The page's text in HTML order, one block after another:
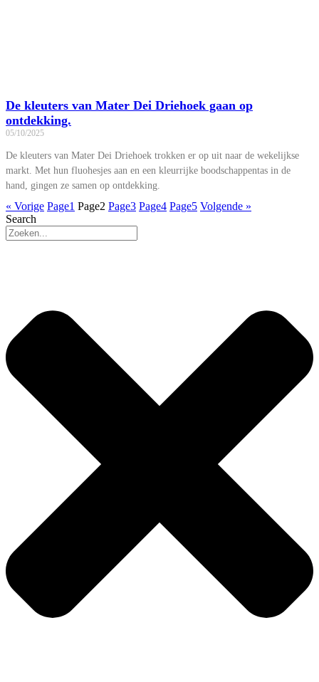
De kleuters van Mater Dei Driehoek gaan op
ontdekking.
05/10/2025
De kleuters van Mater Dei Driehoek trokken er op uit naar de wekelijkse
markt. Met hun fluohesjes aan en een kleurrijke boodschappentas in de
hand, gingen ze samen op ontdekking.
« Vorige Page1 Page2 Page3 Page4 Page5 Volgende »
Search